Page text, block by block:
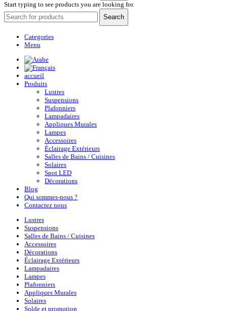
Start typing to see products you are looking for.
Search
Categories
Menu
accueil
Produits
Lustres
Suspensions
Plafonniers
Lampadaires
Appliques Murales
Lampes
Accessoires
Éclairage Extérieurs
Salles de Bains / Cuisines
Solaires
Spot LED
Décorations
Blog
Qui sommes-nous ?
Contactez nous
Lustres
Suspensions
Salles de Bains / Cuisines
Accessoires
Décorations
Éclairage Extérieurs
Lampadaires
Lampes
Plafonniers
Appliques Murales
Solaires
Solde et promotion